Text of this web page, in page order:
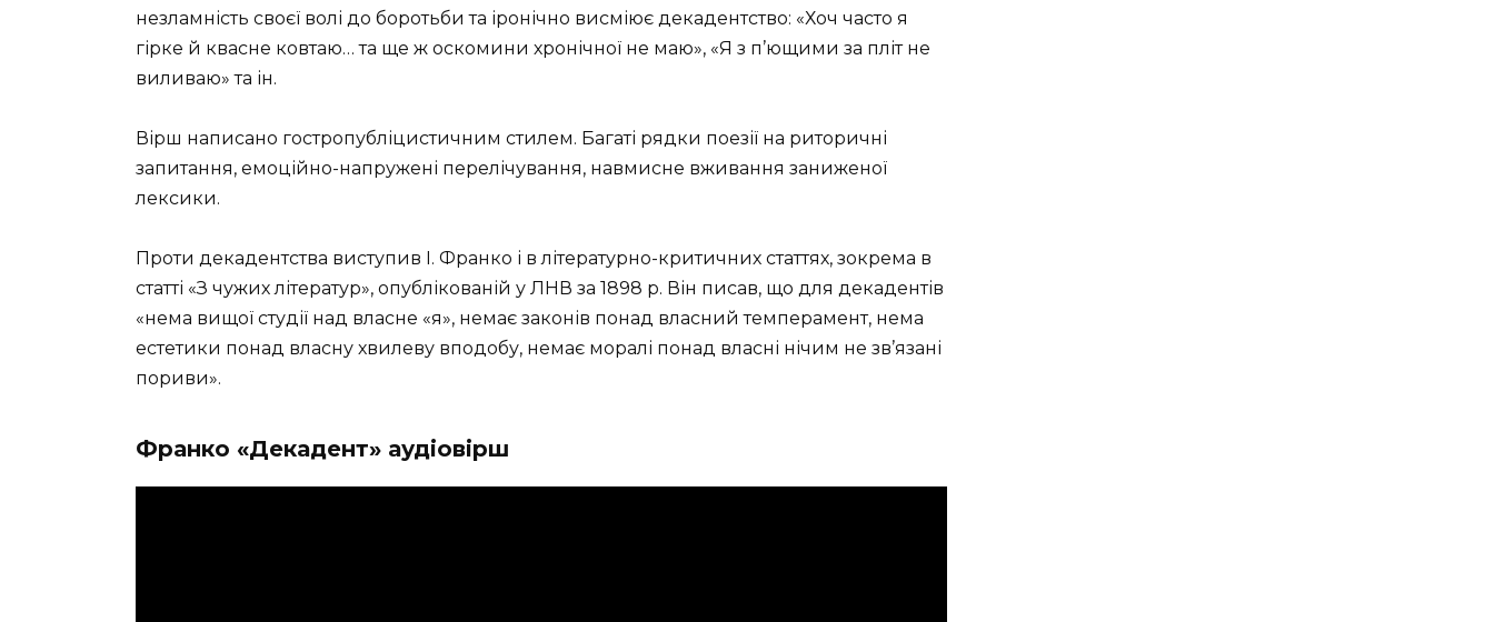
незламність своєї волі до боротьби та іронічно висміює декадентство: «Хоч часто я
гірке й квасне ковтаю… та ще ж оскомини хронічної не маю», «Я з п’ющими за пліт не
виливаю» та ін.
Вірш написано гостропубліцистичним стилем. Багаті рядки поезії на риторичні
запитання, емоційно-напружені перелічування, навмисне вживання заниженої
лексики.
Проти декадентства виступив І. Франко і в літературно-критичних статтях, зокрема в
статті «З чужих літератур», опублікованій у ЛНВ за 1898 р. Він писав, що для декадентів
«нема вищої студії над власне «я», немає законів понад власний темперамент, нема
естетики понад власну хвилеву вподобу, немає моралі понад власні нічим не зв’язані
пориви».
Франко «Декадент» аудіовірш